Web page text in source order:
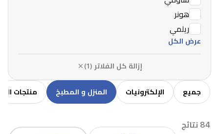
هونر
ريلمي
عرض الكل
إزالة كل الفلاتر (1)
جميع الإلكترونيات المنزل و المطبخ منتجات
84 نتائج